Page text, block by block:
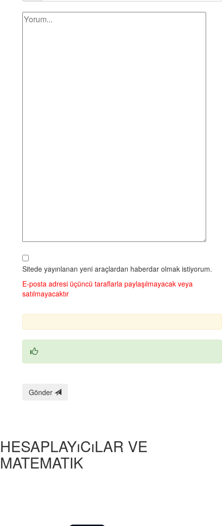
Sitede yayınlanan yeni araçlardan haberdar olmak istiyorum.
E‑posta adresi üçüncü taraflarla paylaşılmayacak veya
satılmayacaktır
Gönder
HESAPLAYıCıLAR VE
MATEMATIK